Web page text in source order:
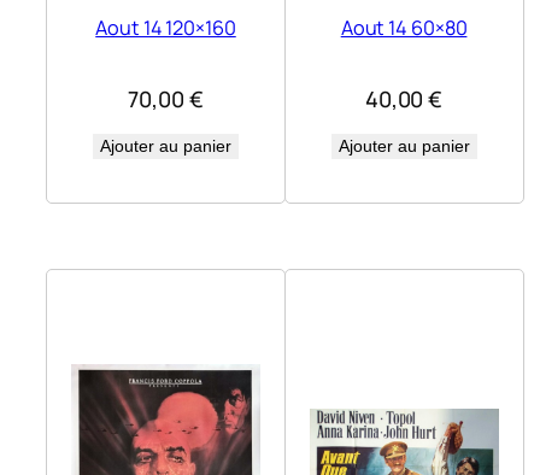
Aout 14 120×160
70,00 €
Ajouter au panier
Aout 14 60×80
40,00€
Ajouter au panier